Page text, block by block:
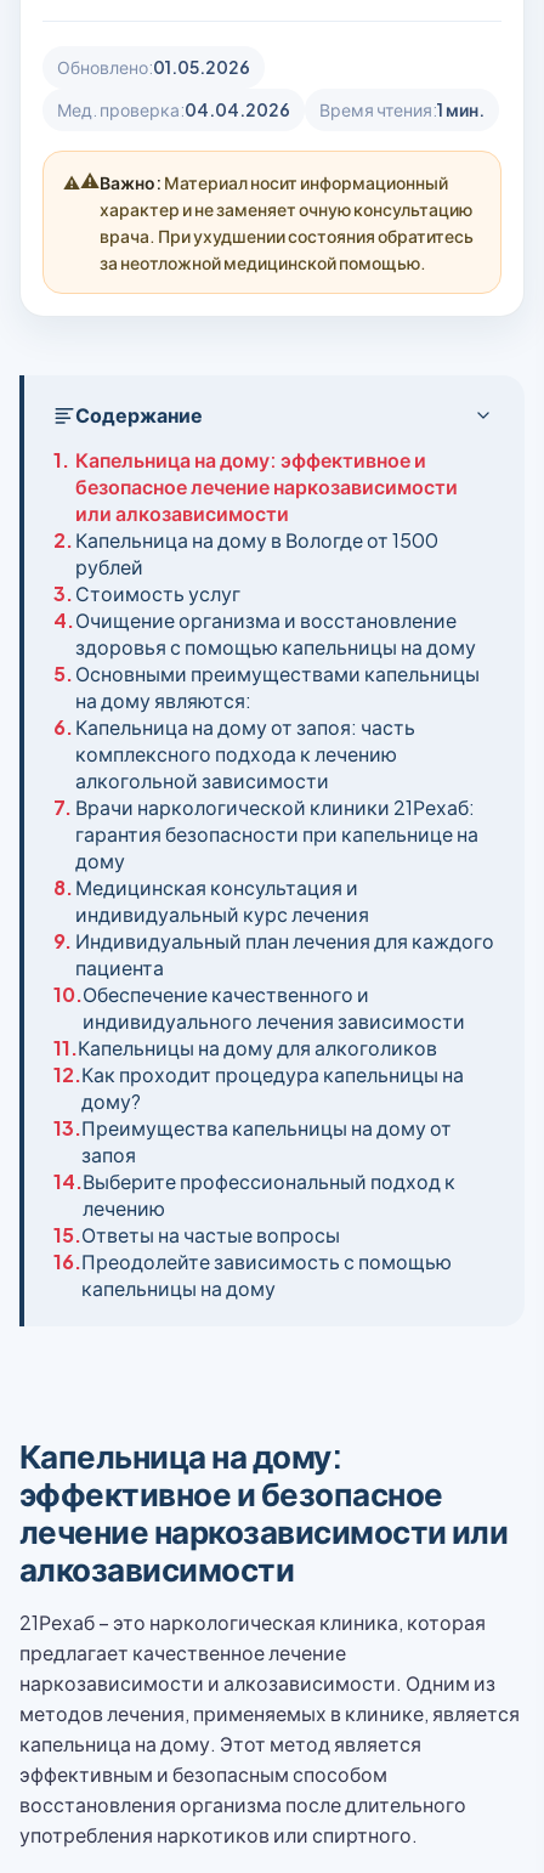
Обновлено:01.05.2026
Мед. проверка:04.04.2026 Время чтения:1 мин.
⚠️Важно: Материал носит информационный
характер и не заменяет очную консультацию
врача. При ухудшении состояния обратитесь
за неотложной медицинской помощью.
Содержание
1. Капельница на дому: эффективное и
безопасное лечение наркозависимости
или алкозависимости
2.Капельница на дому в Вологде от 1500
рублей
3.Стоимость услуг
4.Очищение организма и восстановление
здоровья с помощью капельницы на дому
5.Основными преимуществами капельницы
на дому являются:
6.Капельница на дому от запоя: часть
комплексного подхода к лечению
алкогольной зависимости
7. Врачи наркологической клиники 21Рехаб:
гарантия безопасности при капельнице на
дому
8.Медицинская консультация и
индивидуальный курс лечения
9. Индивидуальный план лечения для каждого
пациента
10.Обеспечение качественного и
индивидуального лечения зависимости
11.Капельницы на дому для алкоголиков
12.Как проходит процедура капельницы на
дому?
13.Преимущества капельницы на дому от
запоя
14.Выберите профессиональный подход к
лечению
15.Ответы на частые вопросы
16.Преодолейте зависимость с помощью
капельницы на дому
Капельница на дому:
эффективное и безопасное
лечение наркозависимости или
алкозависимости
21Рехаб – это наркологическая клиника, которая
предлагает качественное лечение
наркозависимости и алкозависимости. Одним из
методов лечения, применяемых в клинике, является
капельница на дому. Этот метод является
эффективным и безопасным способом
восстановления организма после длительного
употребления наркотиков или спиртного.